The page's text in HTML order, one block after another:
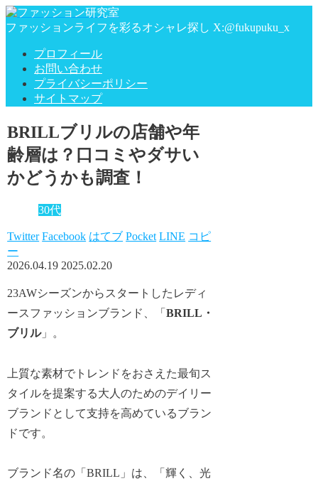
ファッションライフを彩るオシャレ探し X:@fukupuku_x
プロフィール
お問い合わせ
プライバシーポリシー
サイトマップ
BRILLブリルの店舗や年
齢層は？口コミやダサい
かどうかも調査！
30代
Twitter Facebook はてブ Pocket LINE コピ
ー
2026.04.19 2025.02.20
23AWシーズンからスタートしたレディ
ースファッションブランド、「BRILL・
ブリル」。
上質な素材でトレンドをおさえた最旬ス
タイルを提案する大人のためのデイリー
ブランドとして支持を高めているブラン
ドです。
ブランド名の「BRILL」は、「輝く、光